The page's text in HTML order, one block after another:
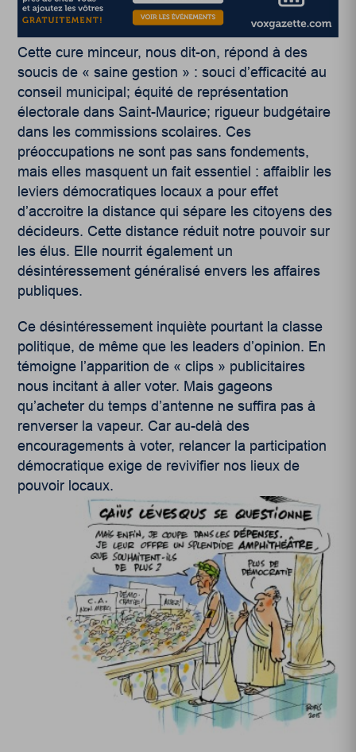
Cette cure minceur, nous dit-on, répond à des
soucis de « saine gestion » : souci d’efficacité au
conseil municipal; équité de représentation
électorale dans Saint-Maurice; rigueur budgétaire
dans les commissions scolaires. Ces
préoccupations ne sont pas sans fondements,
mais elles masquent un fait essentiel : affaiblir les
leviers démocratiques locaux a pour effet
d’accroitre la distance qui sépare les citoyens des
décideurs. Cette distance réduit notre pouvoir sur
les élus. Elle nourrit également un
désintéressement généralisé envers les affaires
publiques.
Ce désintéressement inquiète pourtant la classe
politique, de même que les leaders d’opinion. En
témoigne l’apparition de « clips » publicitaires
nous incitant à aller voter. Mais gageons
qu’acheter du temps d’antenne ne suffira pas à
renverser la vapeur. Car au-delà des
encouragements à voter, relancer la participation
démocratique exige de revivifier nos lieux de
pouvoir locaux.